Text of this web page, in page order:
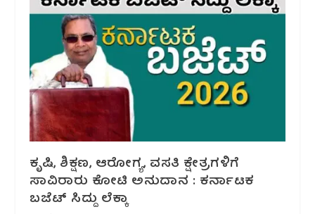
ಕೃಷಿ, ಶಿಕ್ಷಣ, ಆರೋಗ್ಯ, ವಸತಿ ಕ್ಷೇತ್ರಗಳಿಗೆ
ಸಾವಿರಾರು ಕೋಟಿ ಅನುದಾನ : ಕರ್ನಾಟಕ
ಬಜೆಟ್ ಸಿದ್ದು ಲೆಕ್ಕಾ